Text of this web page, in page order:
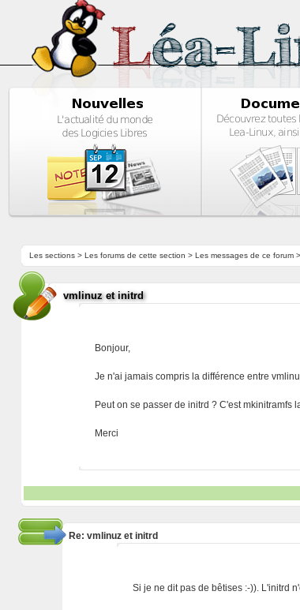
Les sections> Les forums de cette section > Les messages de ce forum>
vmlinuz et initrd
Bonjour,
Je n'ai jamais compris la différence entre
Peut on se passer de initrd ? C'est
Merci
Re: vmlinuz et initrd
Si je ne dit pas de bêtises :-)). L'initrd